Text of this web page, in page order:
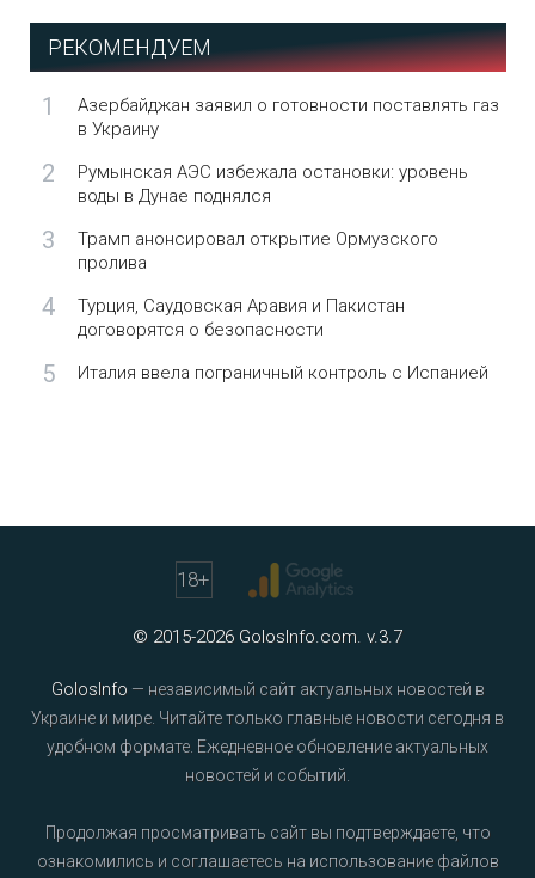
РЕКОМЕНДУЕМ
1
Азербайджан заявил о готовности поставлять газ
в Украину
2
Румынская АЭС избежала остановки: уровень
воды в Дунае поднялся
3
Трамп анонсировал открытие Ормузского
пролива
4
Турция, Саудовская Аравия и Пакистан
договорятся о безопасности
5 Италия ввела пограничный контроль с Испанией
18+
© 2015-2026 GolosInfo.com. v.3.7
GolosInfo — независимый сайт актуальных новостей в
Украине и мире. Читайте только главные новости сегодня в
удобном формате. Ежедневное обновление актуальных
новостей и событий.
Продолжая просматривать сайт вы подтверждаете, что
ознакомились и соглашаетесь на использование файлов